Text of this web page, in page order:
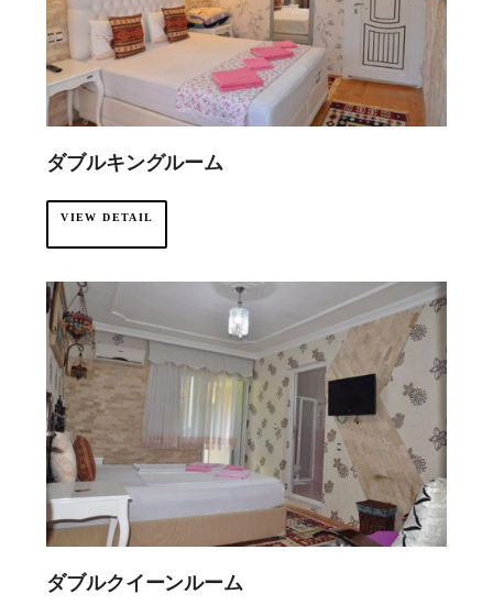
ダブルキングルーム
VIEW DETAIL
ダブルクイーンルーム